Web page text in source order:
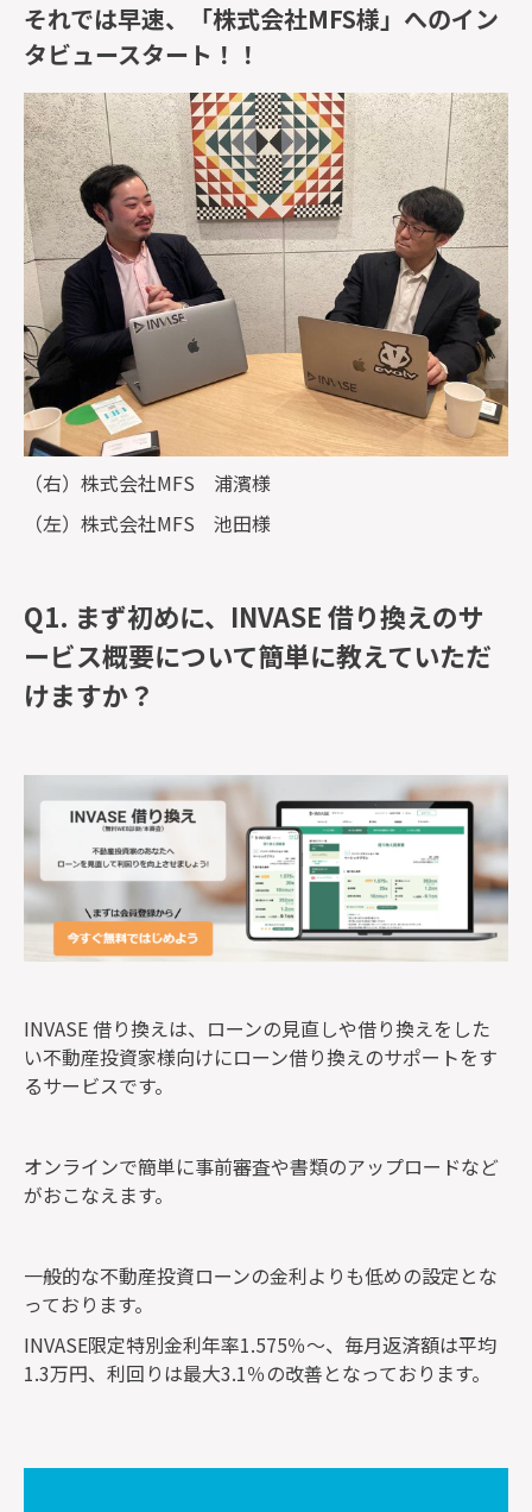
それでは早速、「株式会社MFS様」へのイン
タビュースタート！！
（右） 株式会社MFS 浦濱様
（左） 株式会社MFS 池田様
Q1. まず初めに、 INVASE 借り換えのサ
ービス概要について簡単に教えていただ
けますか？
INVASE 借り換えは、ローンの見直しや借り換えをした
い不動産投資家様向けにローン借り換えのサポートをす
るサービスです。
オンラインで簡単に事前審査や書類のアップロードなど
がおこなえます。
一般的な不動産投資ローンの金利よりも低めの設定とな
っております。
INVASE限定特別金利年率1.575％〜、毎月返済額は平均
1.3万円、利回りは最大3.1％の改善となっております。